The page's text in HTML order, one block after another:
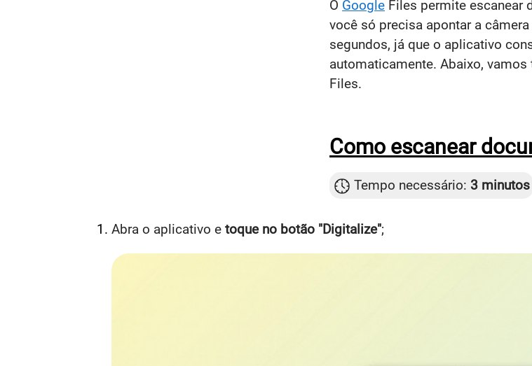
O Google Files permite escanear
você só precisa apontar a
segundos, já que o aplicativo
automaticamente. Abaixo,
Files.
Como escanear
Tempo necessário: 3 minutos
Abra o aplicativo e toque no botão "Digitalize";